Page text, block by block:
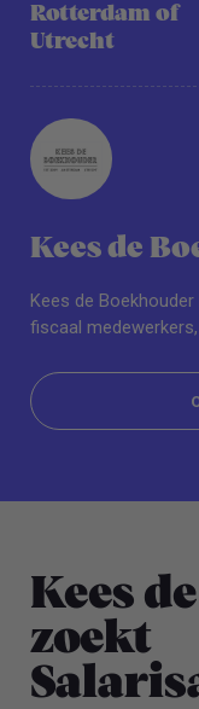
Rotterdam of
Utrecht
Kees de
Kees de
fiscaal
Kees
zoekt